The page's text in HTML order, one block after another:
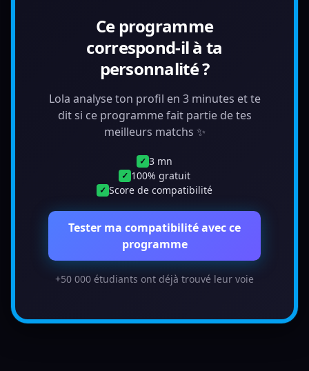
Ce programme
correspond-il à ta
personnalité ?
Lola analyse ton profil en 3 minutes et te
dit si ce programme fait partie de tes
meilleurs matchs ✨
✓ 3 mn
✓ 100% gratuit
✓ Score de compatibilité
Tester ma compatibilité avec ce
programme
+50 000 étudiants ont déjà trouvé leur voie